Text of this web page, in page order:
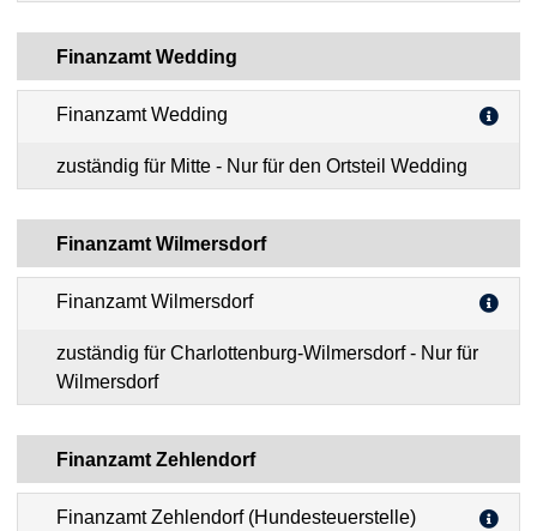
Finanzamt Wedding
Finanzamt Wedding
zuständig für Mitte - Nur für den Ortsteil Wedding
Finanzamt Wilmersdorf
Finanzamt Wilmersdorf
zuständig für Charlottenburg-Wilmersdorf - Nur für
Wilmersdorf
Finanzamt Zehlendorf
Finanzamt Zehlendorf (Hundesteuerstelle)